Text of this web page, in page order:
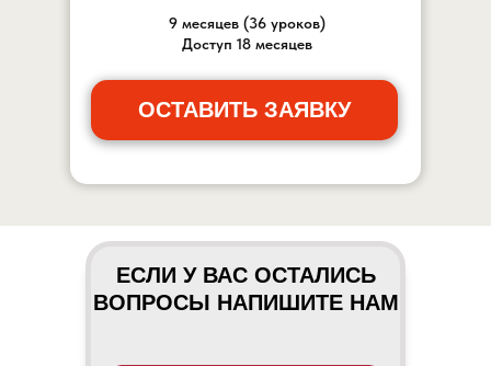
9 месяцев (36 уроков)
Доступ 18 месяцев
ОСТАВИТЬ ЗАЯВКУ
ЕСЛИ У ВАС ОСТАЛИСЬ
ВОПРОСЫ НАПИШИТЕ НАМ